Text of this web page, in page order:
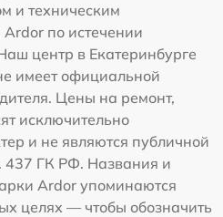
и техническим
по истечении
центр в Екатеринбурге
имеет официальной
Цены на ремонт,
исключительно
и не являются публичной
437 ГК РФ. Названия и
Ardor упоминаются
целях — чтобы обозначить